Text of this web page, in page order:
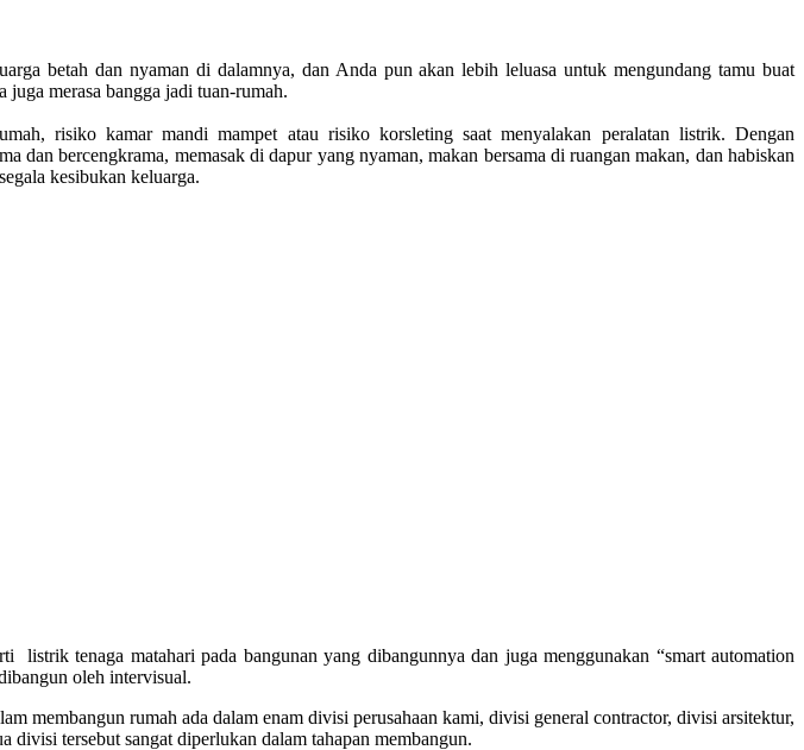
betah dan nyaman di dalamnya, dan Anda pun akan lebih leluasa untuk mengundang tamu buat
juga merasa bangga jadi tuan-rumah.
risiko kamar mandi mampet atau risiko korsleting saat menyalakan peralatan listrik. Dengan
dan bercengkrama, memasak di dapur yang nyaman, makan bersama di ruangan makan, dan habiskan
kesibukan keluarga.
listrik tenaga matahari pada bangunan yang dibangunnya dan juga menggunakan “smart automation
oleh intervisual.
membangun rumah ada dalam enam divisi perusahaan kami, divisi general contractor, divisi arsitektur,
tersebut sangat diperlukan dalam tahapan membangun.